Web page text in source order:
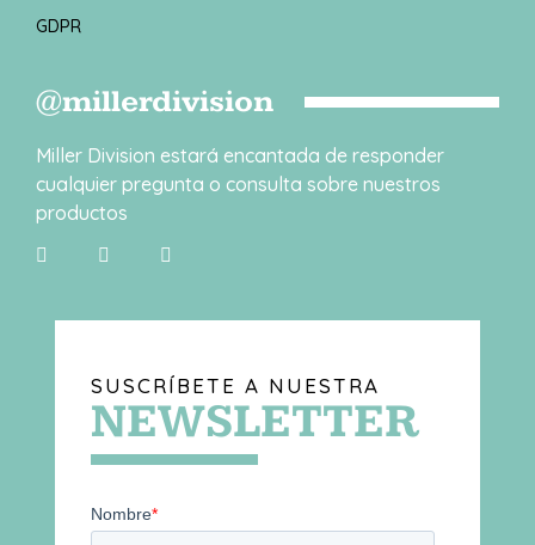
GDPR
@millerdivision
Miller Division estará encantada de responder
cualquier pregunta o consulta sobre nuestros
productos
SUSCRÍBETE A NUESTRA
NEWSLETTER